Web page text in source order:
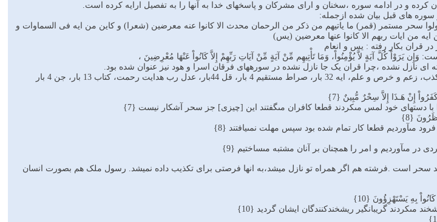
و در ادامه سوره ،سخنان و ارای مشرکان و پاسخهای خدا به آنها را به تفصیل ارایه کرده است.
های قبل بیان شده ازجمله:
سحر مستمر (قمر) ما یاتیهم من ذکر من الرحمان محدث الا کانوا عنه معرضین (شعرا) و کاین من ایه فی السماوات و
من ایات ربهم الا کانوا عنها معرضین (یس)
در قران بکار رفته : یس و انعام
وَإِن يَرَوْاْ كُلَّ آيَةٍ لاَّ يُؤْمِنُواْ، وَمَا تَأْتِيهِم مِّنْ آيَةٍ مِّنْ آيَاتِ رَبِّهِمْ إِلاَّ كَانُواْ عَنْهَا مُعْرِضِينَ ،
نازل نشده ،چرا قران یک جا نازل نشده در سورههای فرقان اسرا و هود نیز عنوان شده بود.
إِنْ هَـذَا إِلاَّ سِحْرٌ مُّبِينٌ {7}
با دستهاى خود لمس مى‏كردند قطعا كافران مى‏گفتند اين [چيزى] جز سحر آشكار نيست {7}
{8}
مى‏آورديم قطعا كار تمام شده بود سپس مهلت نمى‏يافتند {8}
در مى‏آورديم و امر را همچنان بر آنان مشتبه مى‏ساختيم {9}
میشد می گفتند سحر است .فرشته هم اگر همراه تو نازل میشد،به انها فرصتی برای تکذیب داده نمیشد. رسول ملک هم بصورت انسان
بِهِ يَسْتَهْزِؤُونَ {10}
مى‏كردند گريبانگير ريشخندكنندگان ايشان گرديد {10}